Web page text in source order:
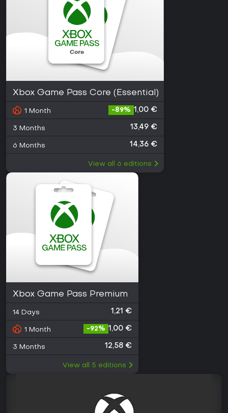
Xbox Game Pass Core (Essential)
1 Month -89% 1,00 €
3 Months 13,49 €
6 Months 14,36 €
View all 6 editions
Xbox Game Pass Premium
14 Days 1,21 €
1 Month -92% 1,00 €
3 Months 12,58 €
View all 5 editions